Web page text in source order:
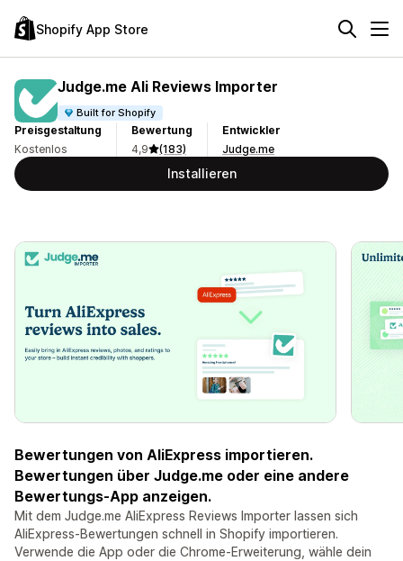
Shopify App Store
Judge.me Ali Reviews Importer
Built for Shopify
Preisgestaltung
Kostenlos
Bewertung
4,9
(183)
Entwickler
Judge.me
Installieren
Bewertungen von AliExpress importieren.
Bewertungen über Judge.me oder eine andere
Bewertungs-App anzeigen.
Mit dem Judge.me AliExpress Reviews Importer lassen sich
AliExpress-Bewertungen schnell in Shopify importieren.
Verwende die App oder die Chrome-Erweiterung, wähle dein